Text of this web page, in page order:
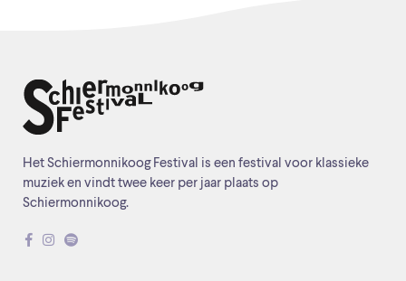
Het Schiermonnikoog Festival is een festival voor klassieke
muziek en vindt twee keer per jaar plaats op
Schiermonnikoog.